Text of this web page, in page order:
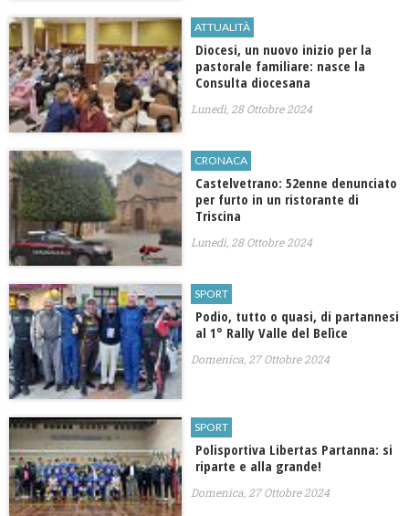
ATTUALITÀ
Diocesi, un nuovo inizio per la
pastorale familiare: nasce la
Consulta diocesana
Lunedì, 28 Ottobre 2024
CRONACA
Castelvetrano: 52enne denunciato
per furto in un ristorante di
Triscina
Lunedì, 28 Ottobre 2024
SPORT
Podio, tutto o quasi, di partannesi
al 1° Rally Valle del Belìce
Domenica, 27 Ottobre 2024
SPORT
​Polisportiva Libertas Partanna: si
riparte e alla grande!
Domenica, 27 Ottobre 2024